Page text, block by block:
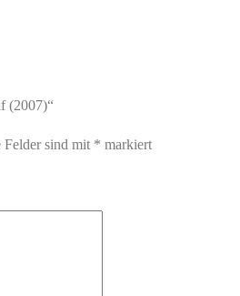
(2007)“
sind mit * markiert